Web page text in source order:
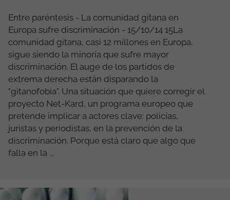
Entre paréntesis - La comunidad gitana en
Europa sufre discriminación - 15/10/14 15La
comunidad gitana, casi 12 millones en Europa,
sigue siendo la minoría que sufre mayor
discriminación. El auge de los partidos de
extrema derecha están disparando la
"gitanofobia". Una situación que quiere corregir el
proyecto Net-Kard, un programa europeo que
pretende implicar a actores clave: policías,
juristas y periodistas, en la prevención de la
discriminación. Porque está claro que algo que
falla en la ...